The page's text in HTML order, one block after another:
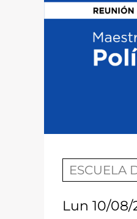
ESCUELA
Lun 10/08/